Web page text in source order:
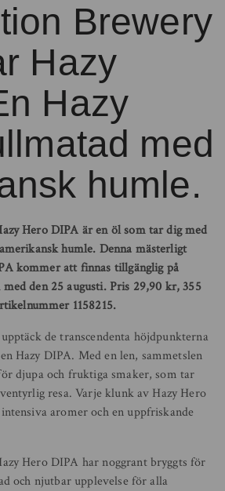
Brewery
Hazy
Hazy
med
humle.
Hero DIPA är en öl som tar dig med
humle. Denna mästerligt
kommer att finnas tillgänglig på
den 25 augusti. Pris 29,90 kr, 355
1158215.
de transcendenta höjdpunkterna
Hazy DIPA. Med en len, sammetslen
djupa och fruktiga smaker, som tar
resa. Varje klunk av Hazy Hero
aromer och en uppfriskande
Hero DIPA har noggrant bryggts för
och njutbar upplevelse för alla